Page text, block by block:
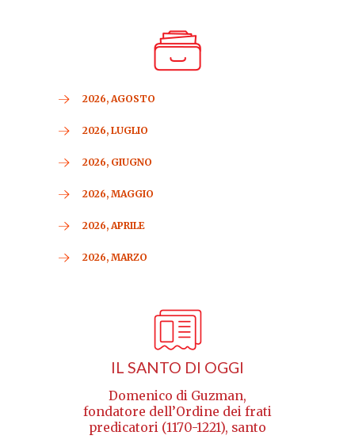
2026, AGOSTO
2026, LUGLIO
2026, GIUGNO
2026, MAGGIO
2026, APRILE
2026, MARZO
IL SANTO DI OGGI
Domenico di Guzman,
fondatore dell’Ordine dei frati
predicatori (1170-1221), santo